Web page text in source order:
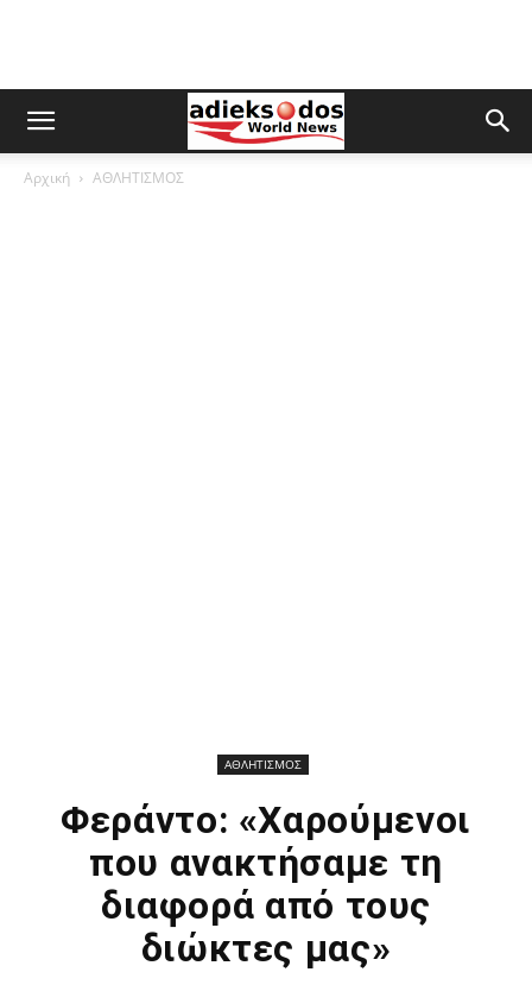
Αρχική ΑΘΛΗΤΙΣΜΟΣ
ΑΘΛΗΤΙΣΜΟΣ
Φεράντο: «Χαρούμενοι
που ανακτήσαμε τη
διαφορά από τους
διώκτες μας»